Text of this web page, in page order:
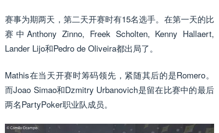
赛事为期两天，第二天开赛时有15名选手。在第一天的比
赛中Anthony Zinno, Freek Scholten, Kenny Hallaert,
Lander Lijo和Pedro de Oliveira都出局了。
Mathis在当天开赛时筹码领先，紧随其后的是Romero。
而Joao Simao和Dzmitry Urbanovich是留在比赛中的最后
两名PartyPoker职业队成员。